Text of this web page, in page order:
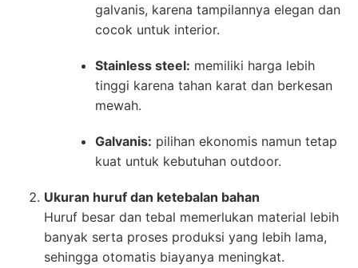
galvanis, karena tampilannya elegan dan
cocok untuk interior.
Stainless steel: memiliki harga lebih
tinggi karena tahan karat dan berkesan
mewah.
Galvanis: pilihan ekonomis namun tetap
kuat untuk kebutuhan outdoor.
Ukuran huruf dan ketebalan bahan
Huruf besar dan tebal memerlukan material lebih
banyak serta proses produksi yang lebih lama,
sehingga otomatis biayanya meningkat.